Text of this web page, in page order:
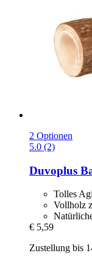
2 Optionen
5.0 (2)
Duvoplus
Tolles
Vollholz
€ 5,59
Zustellung bis